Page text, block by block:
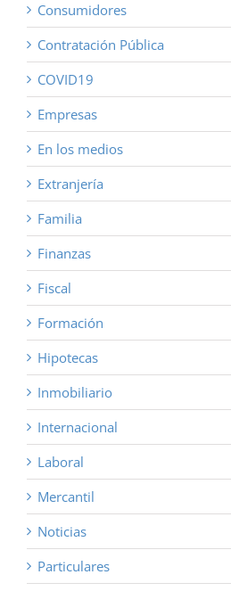
Consumidores
Contratación Pública
COVID19
Empresas
En los medios
Extranjería
Familia
Finanzas
Fiscal
Formación
Hipotecas
Inmobiliario
Internacional
Laboral
Mercantil
Noticias
Particulares